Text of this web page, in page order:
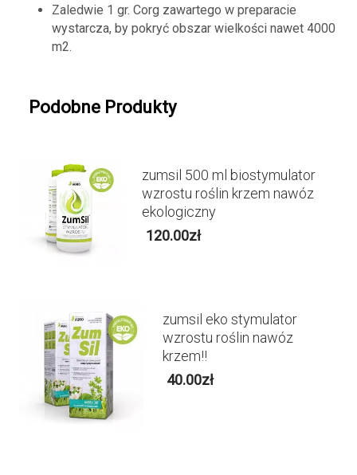
Zaledwie 1 gr. Corg zawartego w preparacie
wystarcza, by pokryć obszar wielkości nawet 4000
m2.
Podobne Produkty
zumsil 500 ml biostymulator
wzrostu roślin krzem nawóz
ekologiczny
120.00zł
zumsil eko stymulator
wzrostu roślin nawóz
krzem!!
40.00zł